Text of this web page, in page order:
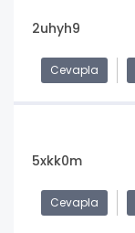
2uhyh9
Cevapla
5xkk0m
Cevapla